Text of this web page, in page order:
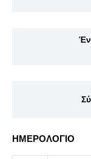
ΗΜΕΡΟΛΟΓΙΟ